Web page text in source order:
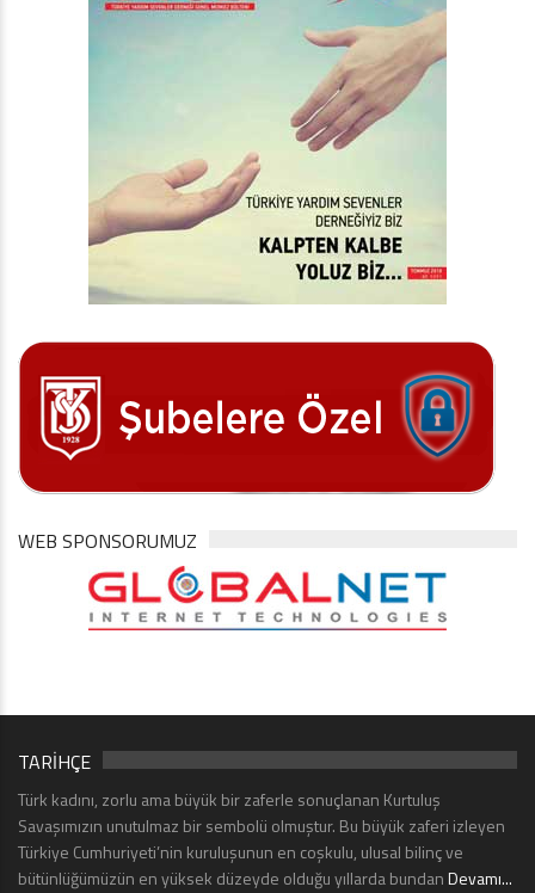
WEB SPONSORUMUZ
TARİHÇE
Türk kadını, zorlu ama büyük bir zaferle sonuçlanan Kurtuluş
Savaşımızın unutulmaz bir sembolü olmuştur. Bu büyük zaferi izleyen
Türkiye Cumhuriyeti’nin kuruluşunun en coşkulu, ulusal bilinç ve
bütünlüğümüzün en yüksek düzeyde olduğu yıllarda bundanDevamı...